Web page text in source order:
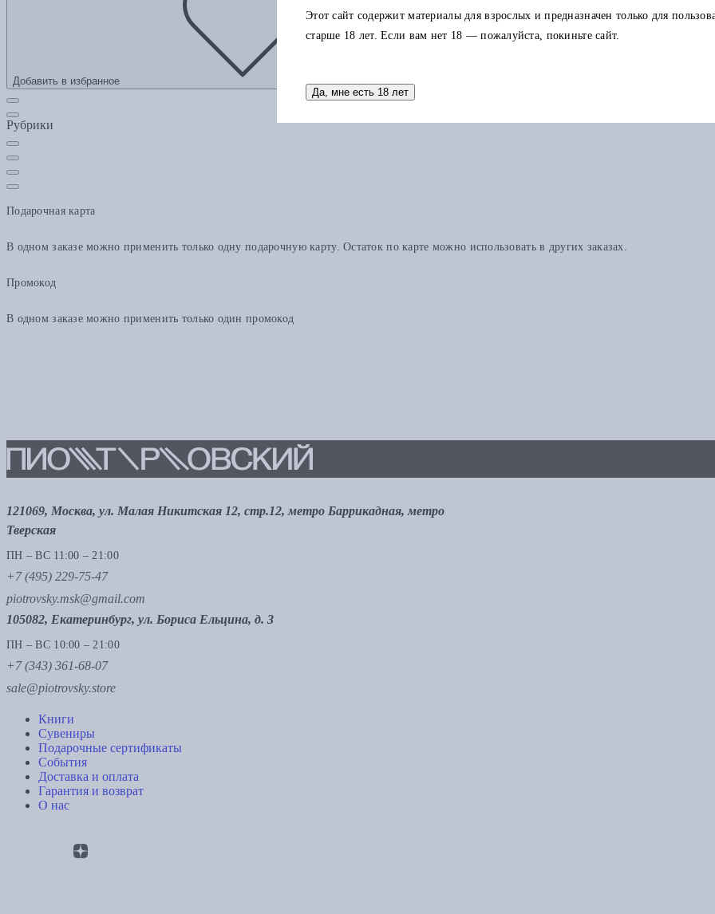
Добавить в избранное Добавить в корзину
Рубрики
Подарочная карта
В одном заказе можно применить только одну подарочную карту. Остаток по карте можно использовать в других заказах.
Промокод
В одном заказе можно применить только один промокод
121069, Москва, ул. Малая Никитская 12, стр.12, метро Баррикадная, метро
Тверская
ПН – ВС 11:00 – 21:00
+7 (495) 229-75-47
piotrovsky.msk@gmail.com
105082, Екатеринбург, ул. Бориса Ельцина, д. 3
ПН – ВС 10:00 – 21:00
+7 (343) 361-68-07
sale@piotrovsky.store
Книги
Сувениры
Подарочные сертификаты
События
Доставка и оплата
Гарантия и возврат
О нас
Этот сайт содержит материалы для взрослых и предназначен только для
старше 18 лет. Если вам нет 18 — пожалуйста, покиньте сайт.
Да, мне есть 18 лет